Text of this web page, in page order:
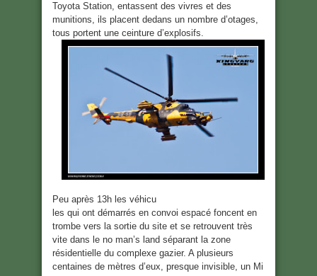
Toyota Station, entassent des vivres et des
munitions, ils placent dedans un nombre d’otages,
tous portent une ceinture d’explosifs.
Peu après 13h les véhicu
les qui ont démarrés en convoi espacé foncent en
trombe vers la sortie du site et se retrouvent très
vite dans le no man’s land séparant la zone
résidentielle du complexe gazier. A plusieurs
centaines de mètres d’eux, presque invisible, un Mi